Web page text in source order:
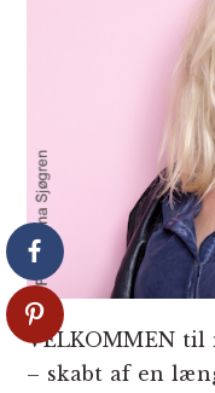
VELKOMMEN
– skabt af en